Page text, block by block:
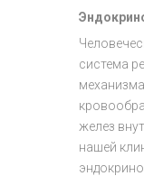
система
желез
нашей